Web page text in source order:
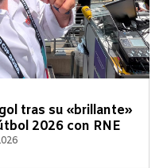
tras su «brillante»
2026 con RNE